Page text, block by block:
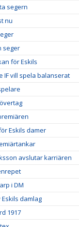
segern
nu
seger
för Eskils
IF vill spela balanserat
Eskils damer
avslutar karriären
i DM
damlag
1917